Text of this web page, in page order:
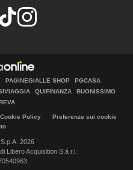
PAGINEGIALLE SHOP
PGCASA
QUIFINANZA
BUONISSIMO
Cookie Policy
Preferenze sui cookie
2026
Libero Acquisition S.á r.l.